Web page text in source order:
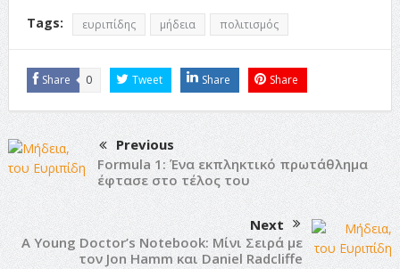
Tags:
ευριπίδης μήδεια πολιτισμός
Share 0 Tweet Share Share
Previous
Formula 1: Ένα εκπληκτικό πρωτάθλημα
έφτασε στο τέλος του
Next
A Young Doctor’s Notebook: Μίνι Σειρά με
τον Jon Hamm και Daniel Radcliffe